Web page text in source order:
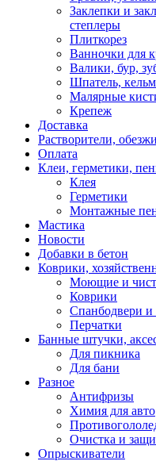
Заклепки и
степлеры
Плиткорез
Ванночки для
Валики, бур,
Шпатель,
Малярные
Крепеж
Доставка
Растворители,
Оплата
Клеи, герметики,
Клея
Герметики
Монтажные
Мастика
Новости
Добавки в бетон
Коврики,
Моющие и
Коврики
Спанбодвери и
Перчатки
Банные штучки,
Для пикника
Для бани
Разное
Антифризы
Химия для авто
Очистка и
Опрыскиватели